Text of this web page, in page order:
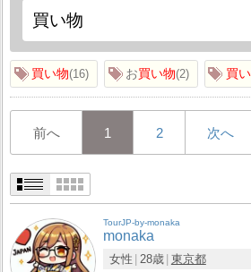
買い物 16 お買い物 2 買
前へ 1 2 次へ
TourJP-by-monaka
monaka
女性 28歳 東京都